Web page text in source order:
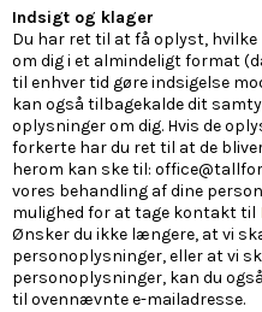
Indsigt og klager
Du har ret til at få oplyst,
om dig i et almindeligt format
til enhver tid gøre indsigelse
kan også tilbagekalde dit
oplysninger om dig. Hvis de
forkerte har du ret til at de
herom kan ske til:
vores behandling af dine
mulighed for at tage kontakt til
Ønsker du ikke længere, at vi
personoplysninger, eller at vi
personoplysninger, kan du
til ovennævnte e-mailadresse.